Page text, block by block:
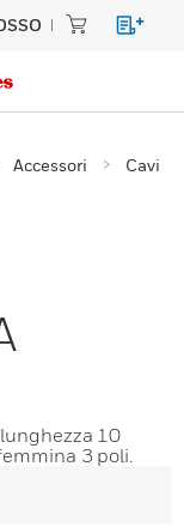
Accessori
Cavi
10
3 poli.